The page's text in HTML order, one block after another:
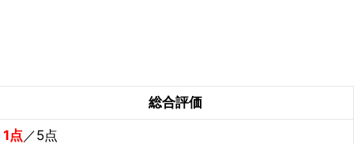
総合評価
1点 ／5点